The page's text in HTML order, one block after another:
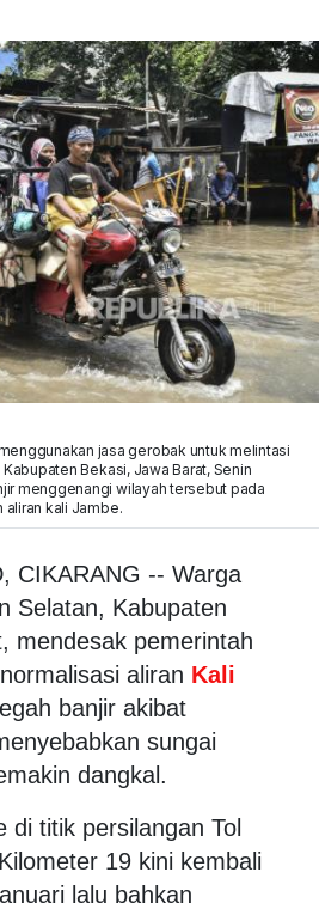
jasa gerobak untuk melintasi
Bekasi, Jawa Barat, Senin
menggenangi wilayah tersebut pada
aliran kali Jambe.
CIKARANG -- Warga
Selatan, Kabupaten
mendesak pemerintah
aliran Kali
banjir akibat
sungai
dangkal.
di titik persilangan Tol
19 kini kembali
lalu bahkan